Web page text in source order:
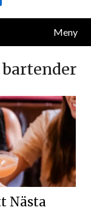
Meny
Nästa